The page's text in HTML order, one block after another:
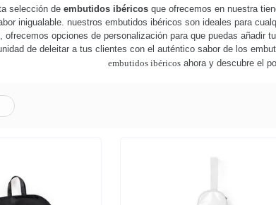
selección de embutidos ibéricosque ofrecemos en nuestra
inigualable. nuestros embutidos ibéricos son ideales para
ofrecemos opciones de personalización para que puedas añadir
de deleitar a tus clientes con el auténtico sabor de los
embutidos ibéricos ahora y descubre el